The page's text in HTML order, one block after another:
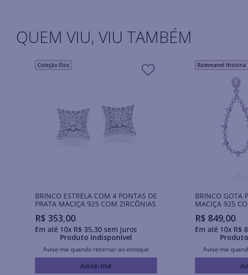
QUEM VIU, VIU TAMBÉM
Coleção Elos
BRINCO ESTRELA COM 4 PONTAS DE
PRATA MACIÇA 925 COM ZIRCÔNIAS
R$ 353,00
Em até 10x R$ 35,30sem juros
Produto Indisponível
Avise-me quando retornar ao estoque
Avise-me
Rommanel História
BRINCO GOTA
MACIÇA 925
R$ 849,00
Em até 10x R$
Avise-me